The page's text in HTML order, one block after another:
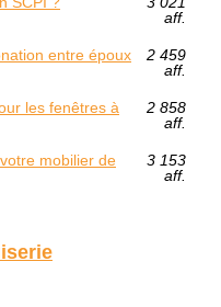
aff.
entre époux
2 459
aff.
les fenêtres à
2 858
aff.
mobilier de
3 153
aff.